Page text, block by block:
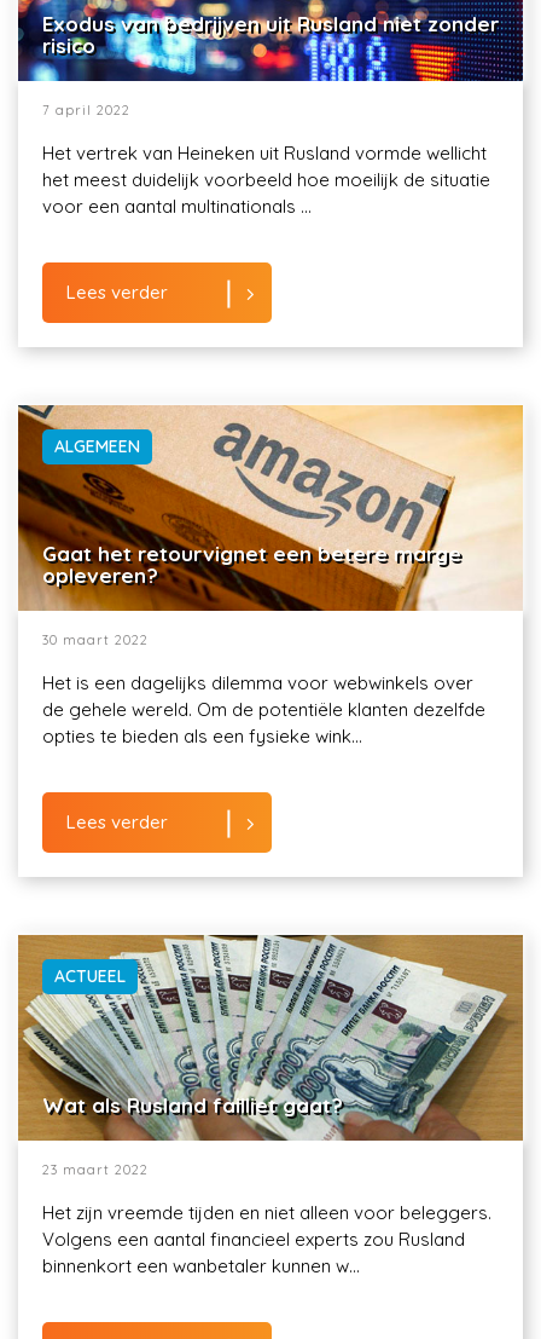
Exodus van bedrijven uit Rusland niet zonder
risico
7 april 2022
Het vertrek van Heineken uit Rusland vormde wellicht
het meest duidelijk voorbeeld hoe moeilijk de situatie
voor een aantal multinationals ...
Lees verder
ALGEMEEN
Gaat het retourvignet een betere marge
opleveren?
30 maart 2022
Het is een dagelijks dilemma voor webwinkels over
de gehele wereld. Om de potentiële klanten dezelfde
opties te bieden als een fysieke wink...
Lees verder
ACTUEEL
Wat als Rusland failliet gaat?
23 maart 2022
Het zijn vreemde tijden en niet alleen voor beleggers.
Volgens een aantal financieel experts zou Rusland
binnenkort een wanbetaler kunnen w...